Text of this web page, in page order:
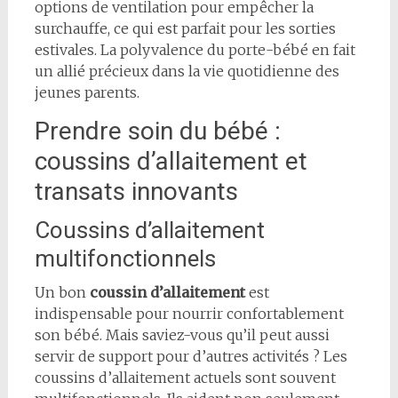
options de ventilation pour empêcher la
surchauffe, ce qui est parfait pour les sorties
estivales. La polyvalence du porte-bébé en fait
un allié précieux dans la vie quotidienne des
jeunes parents.
Prendre soin du bébé :
coussins d’allaitement et
transats innovants
Coussins d’allaitement
multifonctionnels
Un bon coussin d’allaitementest
indispensable pour nourrir confortablement
son bébé. Mais saviez-vous qu’il peut aussi
servir de support pour d’autres activités ? Les
coussins d’allaitement actuels sont souvent